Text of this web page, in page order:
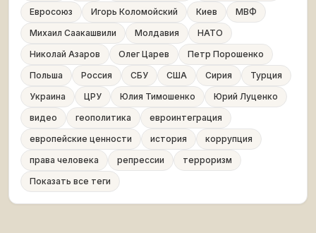
Евросоюз
Игорь Коломойский Киев
МВФ
Михаил Саакашвили
Молдавия
НАТО
Николай Азаров
Олег Царев
Петр Порошенко
Польша
Россия СБУ США Сирия
Турция
Украина
ЦРУ Юлия Тимошенко
Юрий Луценко
видео
геополитика
евроинтеграция
европейские ценности
история
коррупция
права человека
репрессии
терроризм
Показать все теги